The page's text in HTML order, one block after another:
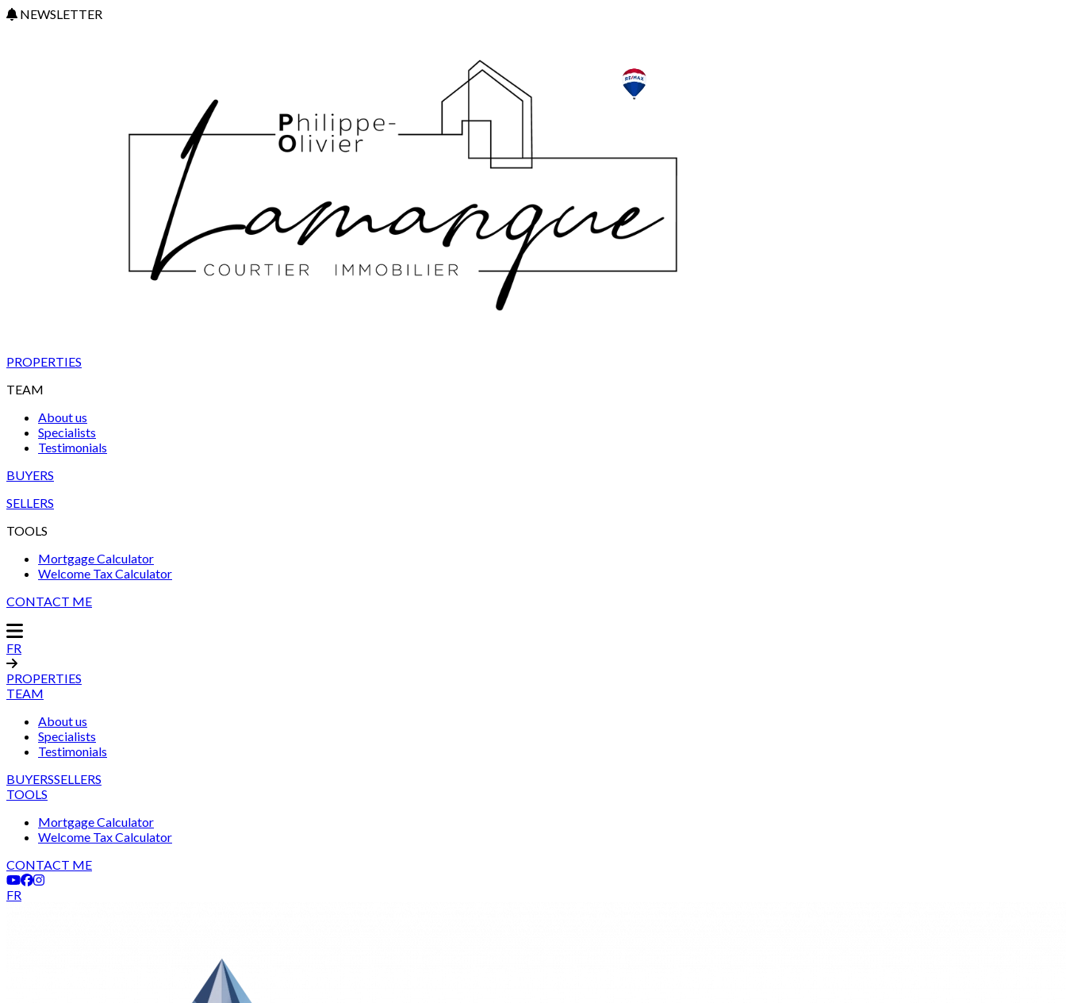
NEWSLETTER
PROPERTIES
TEAM
About us
Specialists
Testimonials
BUYERS
SELLERS
TOOLS
Mortgage Calculator
Welcome Tax Calculator
CONTACT ME
FR
PROPERTIES
TEAM
About us
Specialists
Testimonials
BUYERSSELLERS
TOOLS
Mortgage Calculator
Welcome Tax Calculator
CONTACT ME
FR